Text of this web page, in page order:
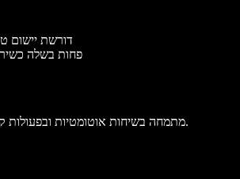
דורשת יישום
פחות בשלה
מתמחה בשיחות אוטומטיות ובפעולות קוליות יוצאות.